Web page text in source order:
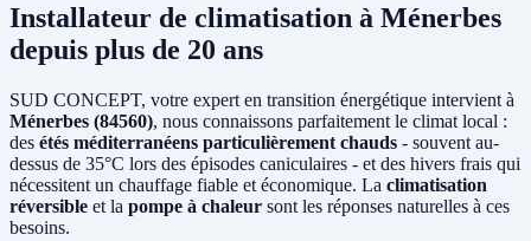
Installateur de climatisation à Ménerbes
depuis plus de 20 ans
SUD CONCEPT, votre expert en transition énergétique intervient à
Ménerbes (84560), nous connaissons parfaitement le climat local :
des étés méditerranéens particulièrement chauds - souvent au-
dessus de 35°C lors des épisodes caniculaires - et des hivers frais qui
nécessitent un chauffage fiable et économique. La climatisation
réversible et la pompe à chaleur sont les réponses naturelles à ces
besoins.